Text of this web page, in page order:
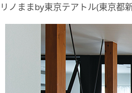
リノままby東京テアトル(東京都